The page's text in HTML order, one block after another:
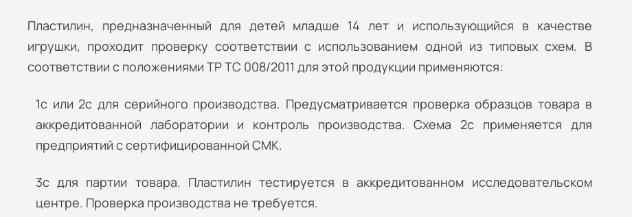
Пластилин, предназначенный для детей младше 14 лет и использующийся в качестве
игрушки, проходит проверку соответствии с использованием одной из типовых схем. В
соответствии с положениями ТР ТС 008/2011 для этой продукции применяются:
1с или 2с для серийного производства. Предусматривается проверка образцов товара в
аккредитованной лаборатории и контроль производства. Схема 2с применяется для
предприятий с сертифицированной СМК.
3с для партии товара. Пластилин тестируется в аккредитованном исследовательском
центре. Проверка производства не требуется.